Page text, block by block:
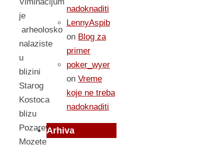
je
arheolosko
nalaziste
u
blizini
Starog
Kostoca
blizu
Pozarevca.
Mozete
nadoknaditi
LennyAspib
on Blog za
primer
poker_wyer
on Vreme
koje ne treba
nadoknaditi
Arhiva